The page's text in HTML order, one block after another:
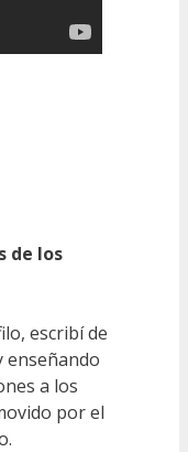
de los
escribí de
enseñando
a los
por el